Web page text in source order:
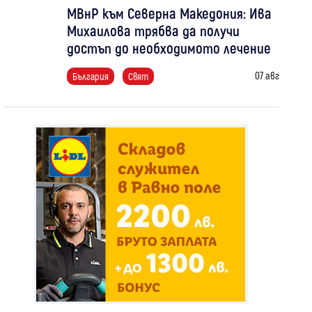
МВнР към Северна Македония: Ива
Михаилова трябва да получи
достъп до необходимото лечение
България Свят 07 авг